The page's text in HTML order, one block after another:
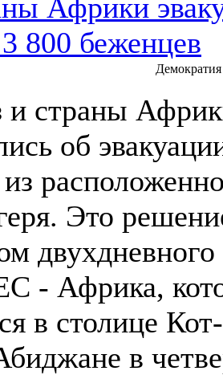
Африки
800 беженцев
и страны
об
Это
двухдневного
- Африка,
в столице Кот-
в